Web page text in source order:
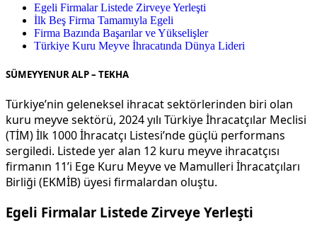
Egeli Firmalar Listede Zirveye Yerleşti
İlk Beş Firma Tamamıyla Egeli
Firma Bazında Başarılar ve Yükselişler
Türkiye Kuru Meyve İhracatında Dünya Lideri
SÜMEYYENUR ALP – TEKHA
Türkiye’nin geleneksel ihracat sektörlerinden biri olan
kuru meyve sektörü, 2024 yılı Türkiye İhracatçılar Meclisi
(TİM) İlk 1000 İhracatçı Listesi’nde güçlü performans
sergiledi. Listede yer alan 12 kuru meyve ihracatçısı
firmanın 11’i Ege Kuru Meyve ve Mamulleri İhracatçıları
Birliği (EKMİB) üyesi firmalardan oluştu.
Egeli Firmalar Listede Zirveye Yerleşti